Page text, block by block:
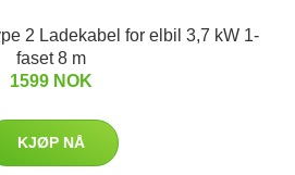
2 Ladekabel for elbil 3,7 kW 1-
faset 8 m
1599 NOK
KJØP NÅ